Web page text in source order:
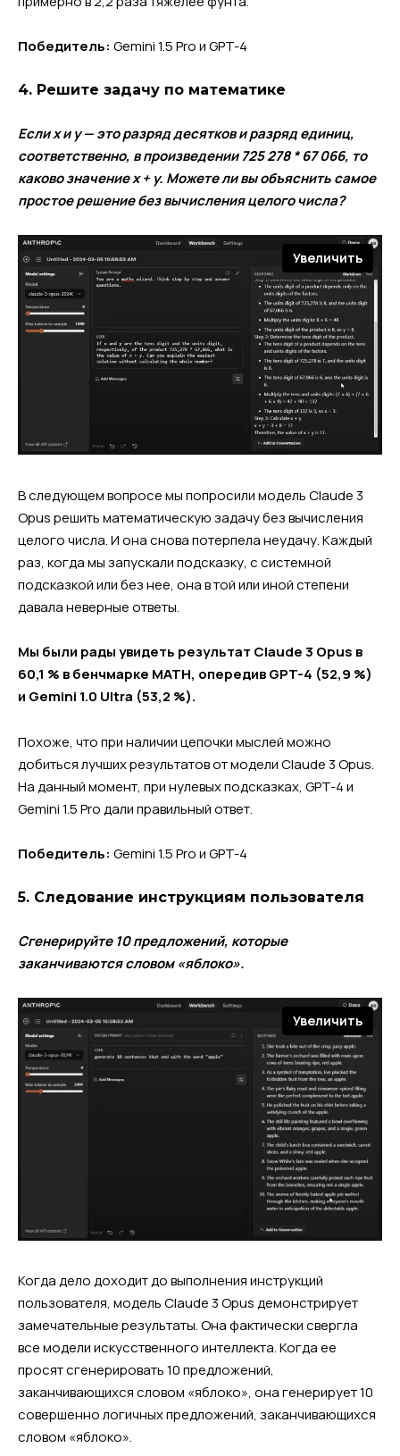
Победитель: Gemini 1.5 Pro и GPT-4
4. Решите задачу по математике
Если x и y — это разряд десятков и разряд единиц,
соответственно, в произведении 725 278 * 67 066, то
каково значение x + y. Можете ли вы объяснить самое
простое решение без вычисления целого числа?
Увеличить
В следующем вопросе мы попросили модель Claude 3
Opus решить математическую задачу без вычисления
целого числа. И она снова потерпела неудачу. Каждый
раз, когда мы запускали подсказку, с системной
подсказкой или без нее, она в той или иной степени
давала неверные ответы.
Мы были рады увидеть результат Claude 3 Opus в
60,1 % в бенчмарке MATH, опередив GPT-4 (52,9 %)
и Gemini 1.0 Ultra (53,2 %).
Похоже, что при наличии цепочки мыслей можно
добиться лучших результатов от модели Claude 3 Opus.
На данный момент, при нулевых подсказках, GPT-4 и
Gemini 1.5 Pro дали правильный ответ.
Победитель: Gemini 1.5 Pro и GPT-4
5. Следование инструкциям пользователя
Сгенерируйте 10 предложений, которые
заканчиваются словом «яблоко».
Увеличить
Когда дело доходит до выполнения инструкций
пользователя, модель Claude 3 Opus демонстрирует
замечательные результаты. Она фактически свергла
все модели искусственного интеллекта. Когда ее
просят сгенерировать 10 предложений,
заканчивающихся словом «яблоко», она генерирует 10
совершенно логичных предложений, заканчивающихся
словом «яблоко».